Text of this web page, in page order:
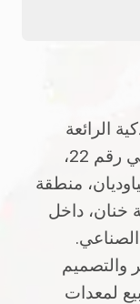
الرائعة
المحدودة في 3 أبريل 2019، وتقع في رقم 22،
منطقة
خنان، داخل
والتصميم
لمعدات